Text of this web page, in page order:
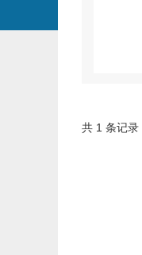
共 1 条记